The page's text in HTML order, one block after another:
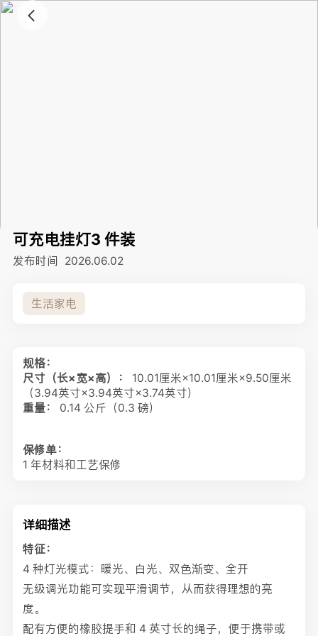
可充电挂灯3 件装
发布时间 2026.06.02
生活家电
规格：
尺寸（长×宽×高）：
10.01厘米×10.01厘米×9.50厘米
（3.94英寸×3.94英寸×3.74英寸）
重量：
0.14 公斤（0.3 磅）
保修单：
1 年材料和工艺保修
详细描述
特征：
4 种灯光模式：暖光、白光、双色渐变、全开
无级调光功能可实现平滑调节，从而获得理想的亮
度。
配有方便的橡胶提手和 4 英寸长的绳子，便于携带或